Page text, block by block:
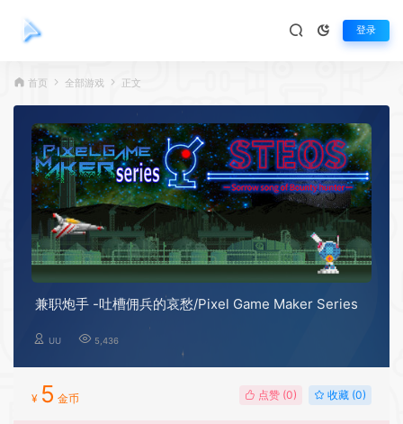
登录
首页 全部游戏 正文
兼职炮手 -吐槽佣兵的哀愁/Pixel Game Maker Series
UU 5,436
¥ 5 金币 点赞 (0) 收藏 (0)